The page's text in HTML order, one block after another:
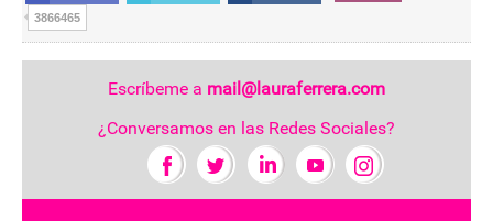
3866465
Escríbeme a mail@lauraferrera.com
¿Conversamos en las Redes Sociales?